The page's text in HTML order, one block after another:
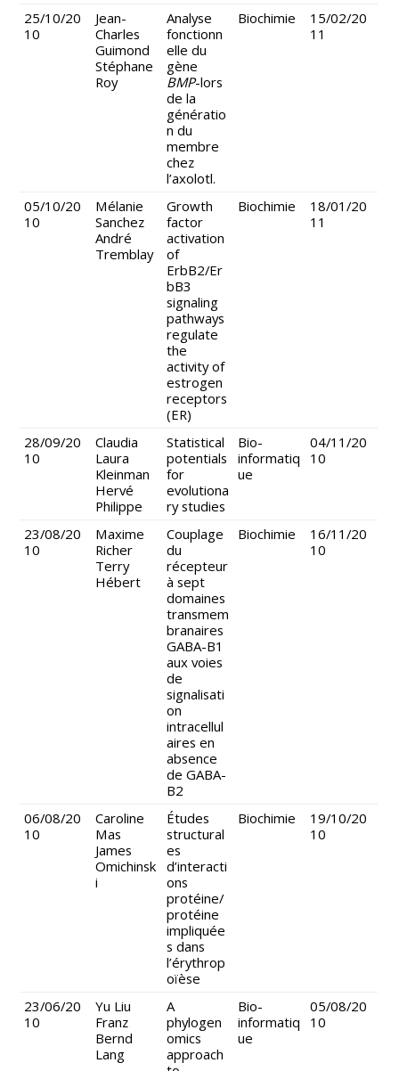
25/10/20
10
Jean-
Charles
Guimond
Stéphane
Roy
Analyse
fonctionn
elle du
gène
BMP-lors
de la
génératio
n du
membre
chez
l’axolotl.
Biochimie
15/02/20
11
05/10/20
10
Mélanie
Sanchez
André
Tremblay
Growth
factor
activation
of
ErbB2/Er
bB3
signaling
pathways
regulate
the
activity of
estrogen
receptors
(ER)
Biochimie
18/01/20
11
28/09/20
10
Claudia
Laura
Kleinman
Hervé
Philippe
Statistical
potentials
for
evolutiona
ry studies
Bio-
informatiq
ue
04/11/20
10
23/08/20
10
Maxime
Richer
Terry
Hébert
Couplage
du
récepteur
à sept
domaines
transmem
branaires
GABA-B1
aux voies
de
signalisati
on
intracellul
aires en
absence
de GABA-
B2
Biochimie
16/11/20
10
06/08/20
10
Caroline
Mas
James
Omichinsk
i
Études
structural
es
d’interacti
ons
protéine/
protéine
impliquée
s dans
l’érythrop
oïèse
Biochimie
19/10/20
10
23/06/20
10
Yu Liu
Franz
Bernd
Lang
A
phylogen
omics
approach
Bio-
informatiq
ue
05/08/20
10